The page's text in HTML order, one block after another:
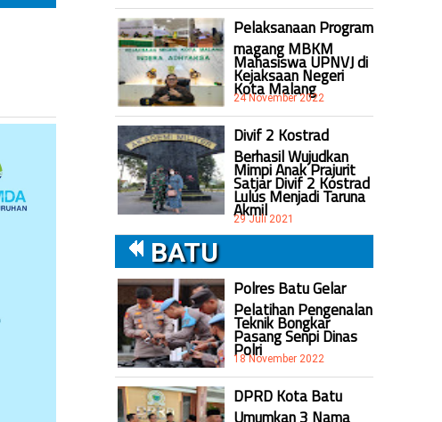
Pelaksanaan Program
magang MBKM
Mahasiswa UPNVJ di
Kejaksaan Negeri
Kota Malang
24 November 2022
Divif 2 Kostrad
Berhasil Wujudkan
Mimpi Anak Prajurit
Satjar Divif 2 Kostrad
Lulus Menjadi Taruna
Akmil
29 Juli 2021
BATU
Polres Batu Gelar
Pelatihan Pengenalan
Teknik Bongkar
Pasang Senpi Dinas
Polri
18 November 2022
DPRD Kota Batu
Umumkan 3 Nama